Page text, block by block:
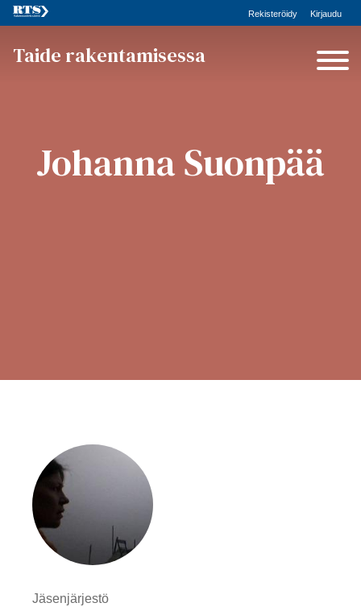
Rekisteröidy Kirjaudu
Taide rakentamisessa
Johanna Suonpää
Jäsenjärjestö